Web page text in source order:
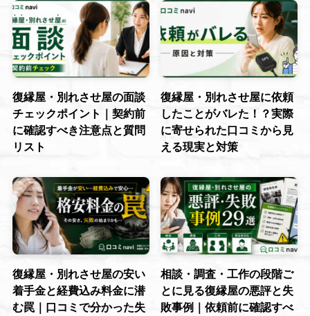
復縁屋・別れさせ屋の面談
チェックポイント｜契約前
に確認すべき注意点と質問
リスト
復縁屋・別れさせ屋に依頼
したことがバレた！？実際
に寄せられた口コミから見
える現実と対策
復縁屋・別れさせ屋の安い
着手金と経費込み料金に潜
む罠｜口コミで分かった失
相談・調査・工作の段階ご
とに見る復縁屋の悪評と失
敗事例｜依頼前に確認すべ